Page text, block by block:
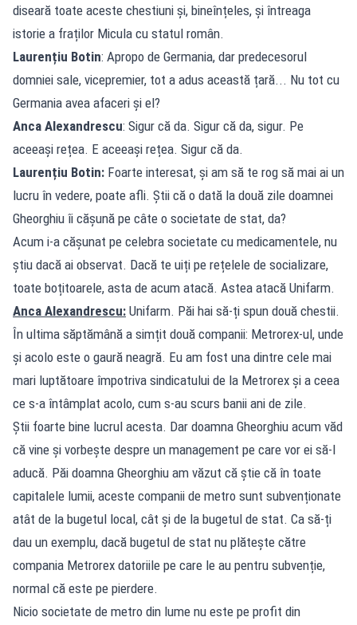
diseară toate aceste chestiuni și, bineînțeles, și întreaga
istorie a fraților Micula cu statul român.
Laurențiu Botin: Apropo de Germania, dar predecesorul
domniei sale, vicepremier, tot a adus această țară... Nu tot cu
Germania avea afaceri și el?
Anca Alexandrescu: Sigur că da. Sigur că da, sigur. Pe
aceeași rețea. E aceeași rețea. Sigur că da.
Laurențiu Botin: Foarte interesat, și am să te rog să mai ai un
lucru în vedere, poate afli. Știi că o dată la două zile doamnei
Gheorghiu îi cășună pe câte o societate de stat, da?
Acum i-a cășunat pe celebra societate cu medicamentele, nu
știu dacă ai observat. Dacă te uiți pe rețelele de socializare,
toate boțitoarele, asta de acum atacă. Astea atacă Unifarm.
Anca Alexandrescu: Unifarm. Păi hai să-ți spun două chestii.
În ultima săptămână a simțit două companii: Metrorex-ul, unde
și acolo este o gaură neagră. Eu am fost una dintre cele mai
mari luptătoare împotriva sindicatului de la Metrorex și a ceea
ce s-a întâmplat acolo, cum s-au scurs banii ani de zile.
Știi foarte bine lucrul acesta. Dar doamna Gheorghiu acum văd
că vine și vorbește despre un management pe care vor ei să-l
aducă. Păi doamna Gheorghiu am văzut că știe că în toate
capitalele lumii, aceste companii de metro sunt subvenționate
atât de la bugetul local, cât și de la bugetul de stat. Ca să-ți
dau un exemplu, dacă bugetul de stat nu plătește către
compania Metrorex datoriile pe care le au pentru subvenție,
normal că este pe pierdere.
Nicio societate de metro din lume nu este pe profit din